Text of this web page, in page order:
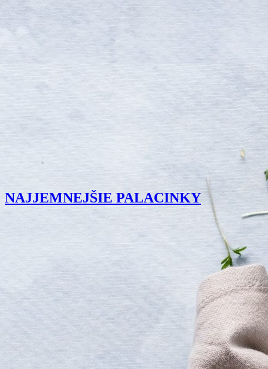
NAJJEMNEJŠIE PALACINKY